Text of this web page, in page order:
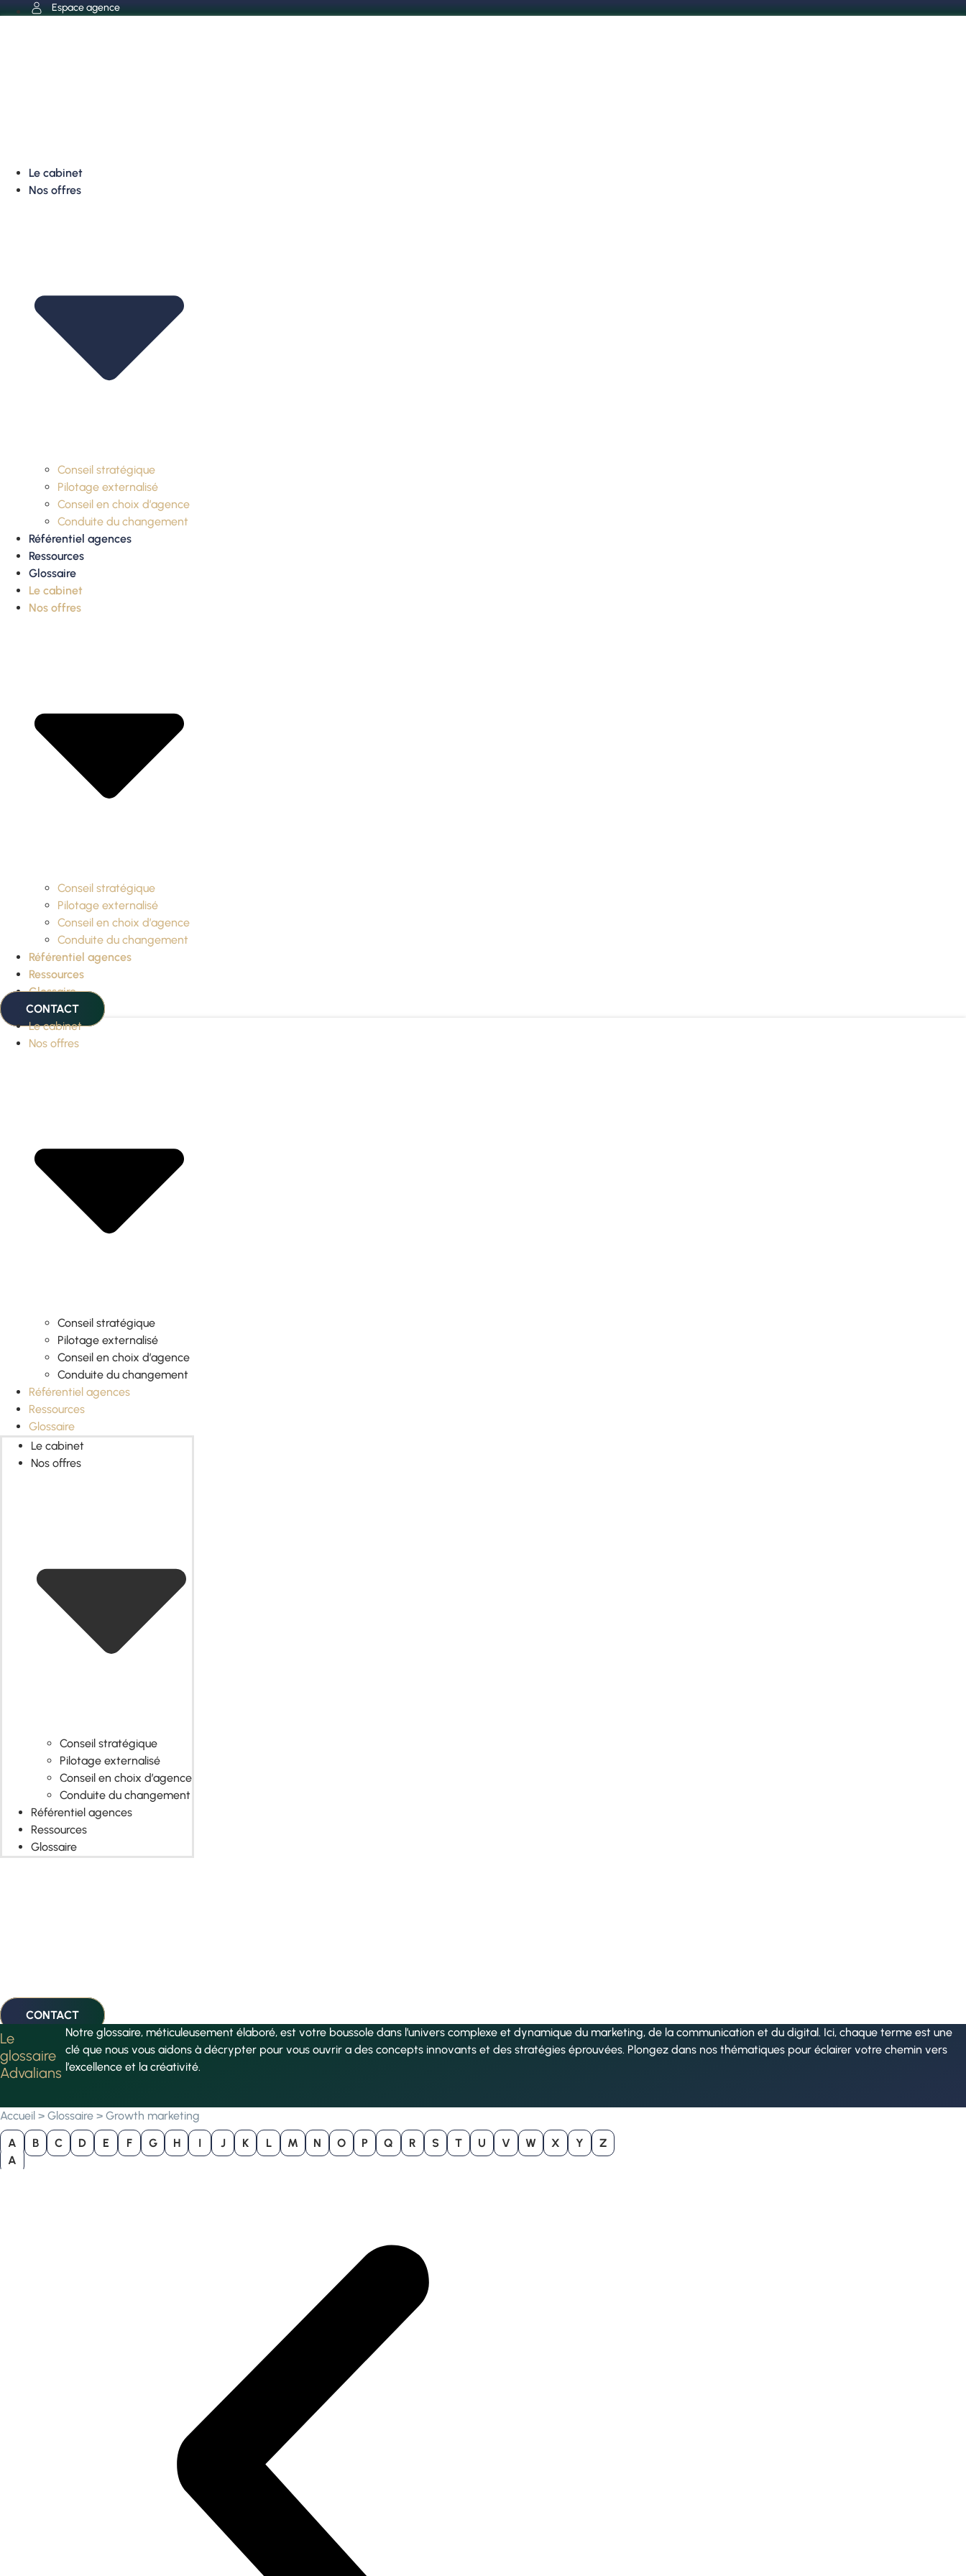
Aller
Espace agence
Le cabinet
Nos offres
Conseil stratégique
Pilotage externalisé
Conseil en choix d’agence
Conduite du changement
Référentiel agences
Ressources
Glossaire
Le cabinet
Nos offres
Conseil stratégique
Pilotage externalisé
Conseil en choix d’agence
Conduite du changement
Référentiel agences
Ressources
Glossaire
CONTACT
Le cabinet
Nos offres
Conseil stratégique
Pilotage externalisé
Conseil en choix d’agence
Conduite du changement
Référentiel agences
Ressources
Glossaire
Le cabinet
Nos offres
Conseil stratégique
Pilotage externalisé
Conseil en choix d’agence
Conduite du changement
Référentiel agences
Ressources
Glossaire
CONTACT
Le
glossaire
Advalians
Notre glossaire, méticuleusement élaboré, est votre boussole dans l’univers complexe et dynamique du marketing, de la communication et du digital. Ici, chaque terme est une
clé que nous vous aidons à décrypter pour vous ouvrir a des concepts innovants et des stratégies éprouvées. Plongez dans nos thématiques pour éclairer votre chemin vers
l’excellence et la créativité.
Accueil > Glossaire > Growth marketing
A B C D E F G H I J K L M N O P Q R S T U V W X Y
Z
A